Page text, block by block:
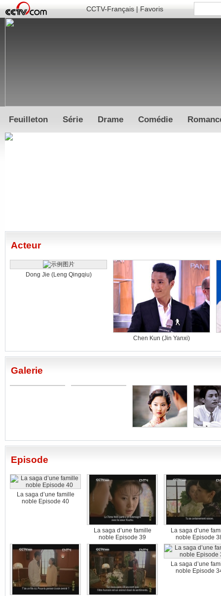
CCTV-Français|Favoris
Feuilleton Série Drame Comédie
Acteur
Dong Jie (Leng Qingqiu)
Chen Kun (Jin Yanxi)
Galerie
Episode
La saga d’une famille
noble Episode 40
La saga d’une famille
noble Episode 39
La saga d’une
noble Episode
La saga d’une
noble Episode